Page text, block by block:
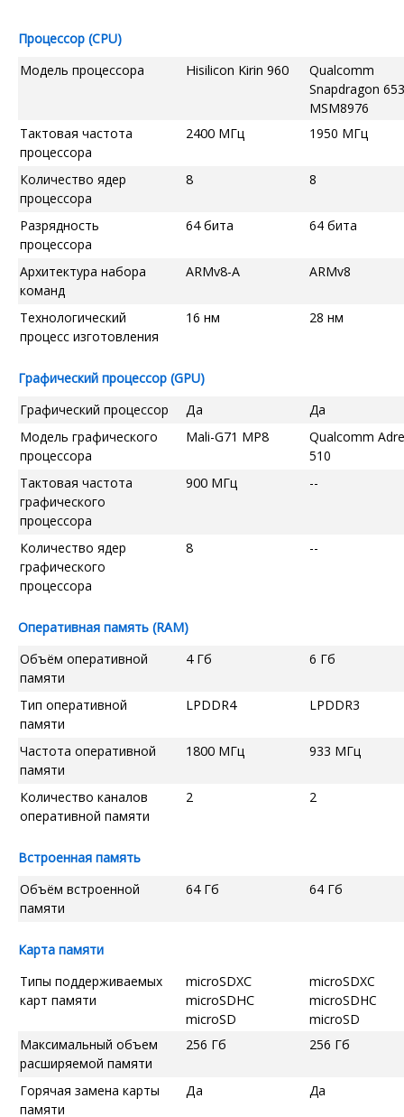
Процессор (CPU)
Модель процессора
Hisilicon Kirin 960
Qualcomm
Snapdragon 653
MSM8976
Тактовая частота
процессора
2400 МГц 1950 МГц
Количество ядер
процессора
8 8
Разрядность
процессора
64 бита 64 бита
Архитектура набора
команд
ARMv8-A ARMv8
Технологический
процесс изготовления
16 нм 28 нм
Графический процессор (GPU)
Графический процессор
Да
Да
Модель графического
процессора
Mali-G71 MP8
Qualcomm
510
Тактовая частота
графического
процессора
900 МГц --
Количество ядер
графического
процессора
8 --
Оперативная память (RAM)
Объём оперативной
памяти
4 Гб 6 Гб
Тип оперативной
памяти
LPDDR4 LPDDR3
Частота оперативной
памяти
1800 МГц 933 МГц
Количество каналов
оперативной памяти
2 2
Встроенная память
Объём встроенной
памяти
64 Гб 64 Гб
Карта памяти
Типы поддерживаемых
карт памяти
microSDXC
microSDHC
microSD
microSDXC
microSDHC
microSD
Максимальный объем
расширяемой памяти
256 Гб 256 Гб
Горячая замена карты
памяти
Да Да